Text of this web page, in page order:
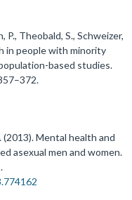
P., Theobald, S., Schweizer,
in people with minority
based studies.
(2013). Mental health and
asexual men and women.